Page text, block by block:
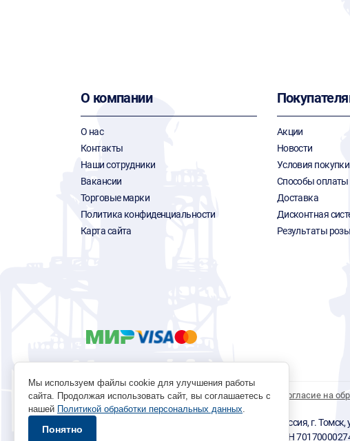
О компании
О нас
Контакты
Наши сотрудники
Вакансии
Торговые марки
Политика конфиденциальности
Карта сайта
Акции
Новости
Условия покупки
Способы оплаты
Доставка
Дисконтная
Результаты
Политика обработки персональных данных Согласие на
© 1996 - 2026 инструмент парк «Мастер Плюс» Россия, г.
okp@masterplus.tomsk.ru ИП Брусницын Д.Н. ИНН
Мы используем файлы cookie для улучшения работы
сайта. Продолжая использовать сайт, вы соглашаетесь с
нашей Политикой обработки персональных данных.
Понятно